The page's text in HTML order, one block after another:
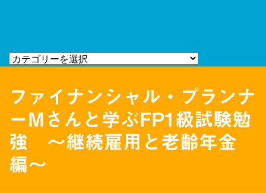
ファイナンシャル・プランナ
ーMさんと学ぶFP1級試験勉
強 〜継続雇用と老齢年金
編〜